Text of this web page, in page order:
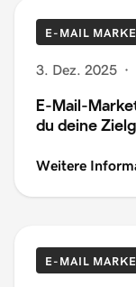
E-MAIL
3. Dez. 2025 ·
E-Mail-
du deine
Weitere
E-MAIL